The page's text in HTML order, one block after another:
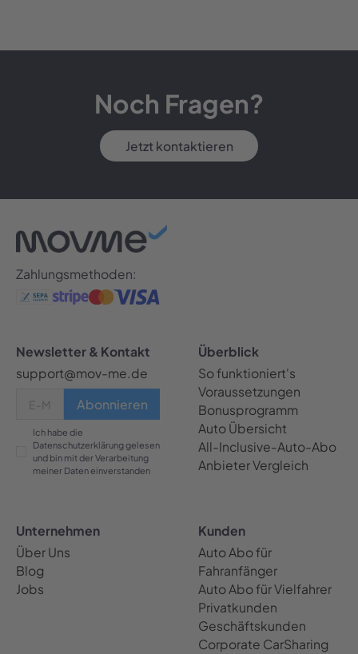
Noch Fragen?
Jetzt kontaktieren
Zahlungsmethoden:
Newsletter & Kontakt
support@mov-me.de
Ich habe die
Datenschutzerklärung gelesen
und bin mit der Verarbeitung
meiner Daten einverstanden
Überblick
So funktioniert's
Voraussetzungen
Bonusprogramm
Auto Übersicht
All-Inclusive-Auto-Abo
Anbieter Vergleich
Unternehmen
Über Uns
Blog
Jobs
Kunden
Auto Abo für
Fahranfänger
Auto Abo für Vielfahrer
Privatkunden
Geschäftskunden
Corporate CarSharing